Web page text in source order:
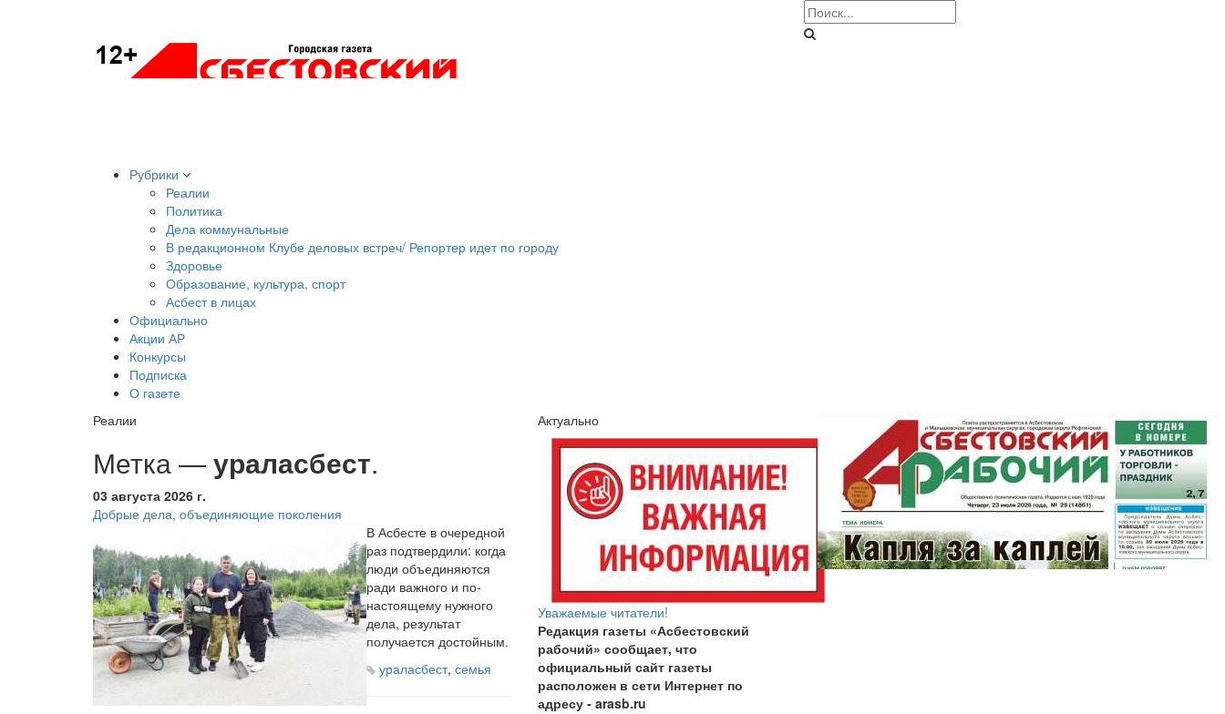
Рубрики
Реалии
Политика
Дела коммунальные
В редакционном Клубе деловых встреч/ Репортер идет по городу
Здоровье
Образование, культура, спорт
Асбест в лицах
Официально
Акции АР
Конкурсы
Подписка
О газете
Реалии
Метка —ураласбест.
03 августа 2026 г.
Добрые дела, объединяющие поколения
В Асбесте в очередной
раз подтвердили: когда
люди объединяются
ради важного и по-
настоящему нужного
дела, результат
получается достойным.
ураласбест, семья
Актуально
Уважаемые читатели!
Редакция газеты «Асбестовский
рабочий» сообщает, что
официальный сайт газеты
расположен в сети Интернет по
адресу - arasb.ru